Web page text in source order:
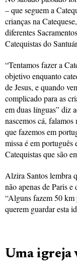
– que seguem a
crianças na
diferentes
Catequistas do
“Tentamos fazer a
objetivo enquanto
de Jesus, e quando
complicado para as
em duas línguas” diz
nascemos cá,
que fazemos em
missa é em português
Catequistas que são
Alzira Santos lembra
não apenas de Paris e
“Alguns fazem 50 km
querem guardar esta
Uma igreja